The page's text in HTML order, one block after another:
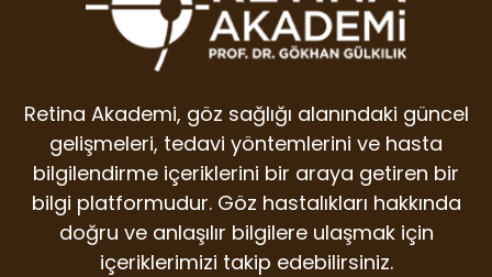
Retina Akademi, göz sağlığı alanındaki güncel
gelişmeleri, tedavi yöntemlerini ve hasta
bilgilendirme içeriklerini bir araya getiren bir
bilgi platformudur. Göz hastalıkları hakkında
doğru ve anlaşılır bilgilere ulaşmak için
içeriklerimizi takip edebilirsiniz.